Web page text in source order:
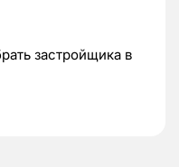
застройщика в